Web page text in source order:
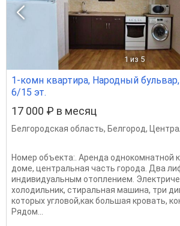
1 из 5
1-комн квартира, Народный
6/15 эт.
17 000 ₽ в месяц
Белгородская область, Белгород,
Номер объекта:. Аренда однокомнатной
доме, центральная часть города. Два
индивидуальным отоплением.
холодильник, стиральная машина, три
которых угловой,как большая кровать,
Рядом...